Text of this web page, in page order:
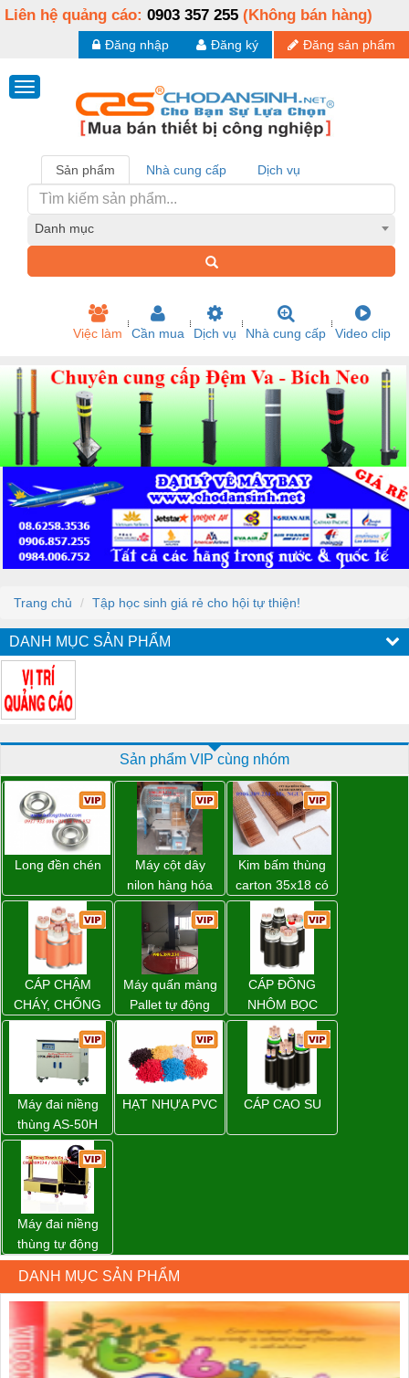
Liên hệ quảng cáo: 0903 357 255 (Không bán hàng)
Đăng sản phẩm
Đăng ký
Đăng nhập
Sản phẩm Nhà cung cấp Dịch vụ
Danh mục
Việc làm Cần mua Dịch vụ Nhà cung cấp Video clip
Trang chủ Tập học sinh giá rẻ cho hội tự thiện!
DANH MỤC SẢN PHẨM
Sản phẩm VIP cùng nhóm
Long đền chén
Máy cột dây
nilon hàng hóa
model CY-100
Kim bấm thùng
carton 35x18 có
sẵn giá rẻ toàn
quốc
CÁP CHẬM
CHÁY, CHỐNG
CHÁY
Máy quấn màng
Pallet tự động
WP-55 xuất xứ
Đài Loan
CÁP ĐỒNG
NHÔM BỌC
Máy đai niềng
thùng AS-50H
Wellpack
HẠT NHỰA PVC CÁP CAO SU
Máy đai niềng
thùng tự động
DBA-80A Đài
Loan giá rẻ
DANH MỤC SẢN PHẨM